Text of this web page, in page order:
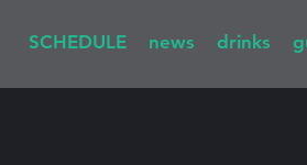
SCHEDULE news drinks